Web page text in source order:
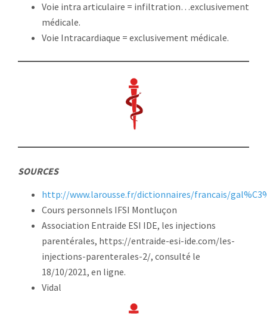
Voie intra articulaire = infiltration…exclusivement
médicale.
Voie Intracardiaque = exclusivement médicale.
SOURCES
http://www.larousse.fr/dictionnaires/francais/
Cours personnels IFSI Montluçon
Association Entraide ESI IDE, les injections
parentérales, https://entraide-esi-ide.com/les-
injections-parenterales-2/, consulté le
18/10/2021, en ligne.
Vidal